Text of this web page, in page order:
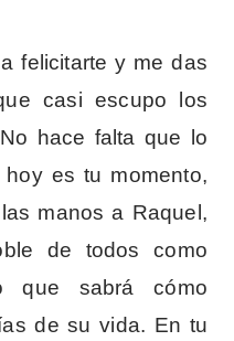
felicitarte y me das
casi escupo los
hace falta que lo
es tu momento,
manos a Raquel,
de todos como
que sabrá cómo
de su vida. En tu